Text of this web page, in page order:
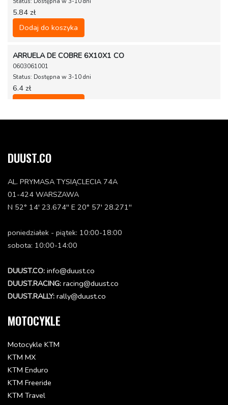
5.84 zł
Dodaj do koszyka
ARRUELA DE COBRE 6X10X1 CO
0603061001
Status: Dostępna w 3-10 dni
6.4 zł
Status: Dostępna wkrótce (2025-06-21)
31.86 zł
SHAFT SEAL RING 15X24X7 A-DUO
0760152472
Status: Dostępna w 3-10 dni
Dodaj do koszyka
0770021020
Status: Dostępna w 3-10 dni
6.09 zł
O-RING 47,00X1,50 NBR 70
0770047015
Status: Dostępna w 3-10 dni
7.5 zł
Dodaj do koszyka
DUUST.CO
AL. PRYMASA TYSIĄCLECIA 74A
01-424 WARSZAWA
N 52° 14' 23.674'' E 20° 57' 28.271''
poniedziałek - piątek: 10:00-18:00
sobota: 10:00-14:00
DUUST.CO: info@duust.co
DUUST.RACING: racing@duust.co
DUUST.RALLY: rally@duust.co
MOTOCYKLE
Motocykle KTM
KTM MX
KTM Enduro
KTM Freeride
KTM Travel